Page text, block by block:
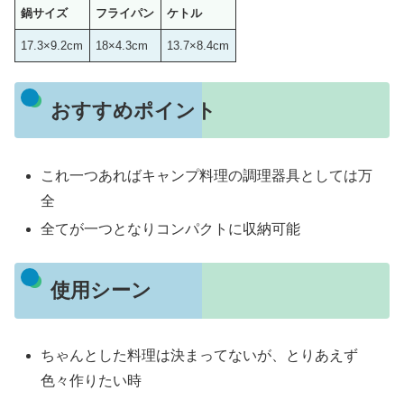
鍋サイズ フライパン ケトル
17.3×9.2cm 18×4.3cm 13.7×8.4cm
おすすめポイント
これ一つあればキャンプ料理の調理器具としては万
全
全てが一つとなりコンパクトに収納可能
使用シーン
ちゃんとした料理は決まってないが、とりあえず
色々作りたい時